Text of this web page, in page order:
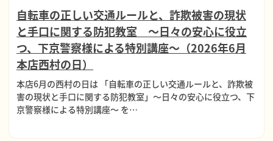
自転車の正しい交通ルールと、詐欺被害の現状
と手口に関する防犯教室 ～日々の安心に役立
つ、下京警察様による特別講座～（2026年6月
本店西村の日）
本店6月の西村の日は 「自転車の正しい交通ルールと、詐欺被
害の現状と手口に関する防犯教室」～日々の安心に役立つ、下
京警察様による特別講座～ を…